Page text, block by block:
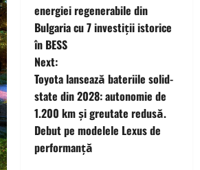
o
s
t
n
a
v
energiei regenerabile din
Bulgaria cu 7 investiții istorice
în BESS
Next:
Toyota lansează bateriile solid-
state din 2028: autonomie de
1.200 km și greutate redusă.
Debut pe modelele Lexus de
performanță